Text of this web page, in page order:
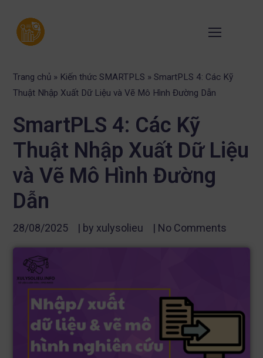
Trang chủ » Kiến thức SMARTPLS »SmartPLS 4: Các Kỹ
Thuật Nhập Xuất Dữ Liệu và Vẽ Mô Hình Đường Dẫn
SmartPLS 4: Các Kỹ
Thuật Nhập Xuất Dữ Liệu
và Vẽ Mô Hình Đường
Dẫn
28/08/2025 | by xulysolieu | No Comments